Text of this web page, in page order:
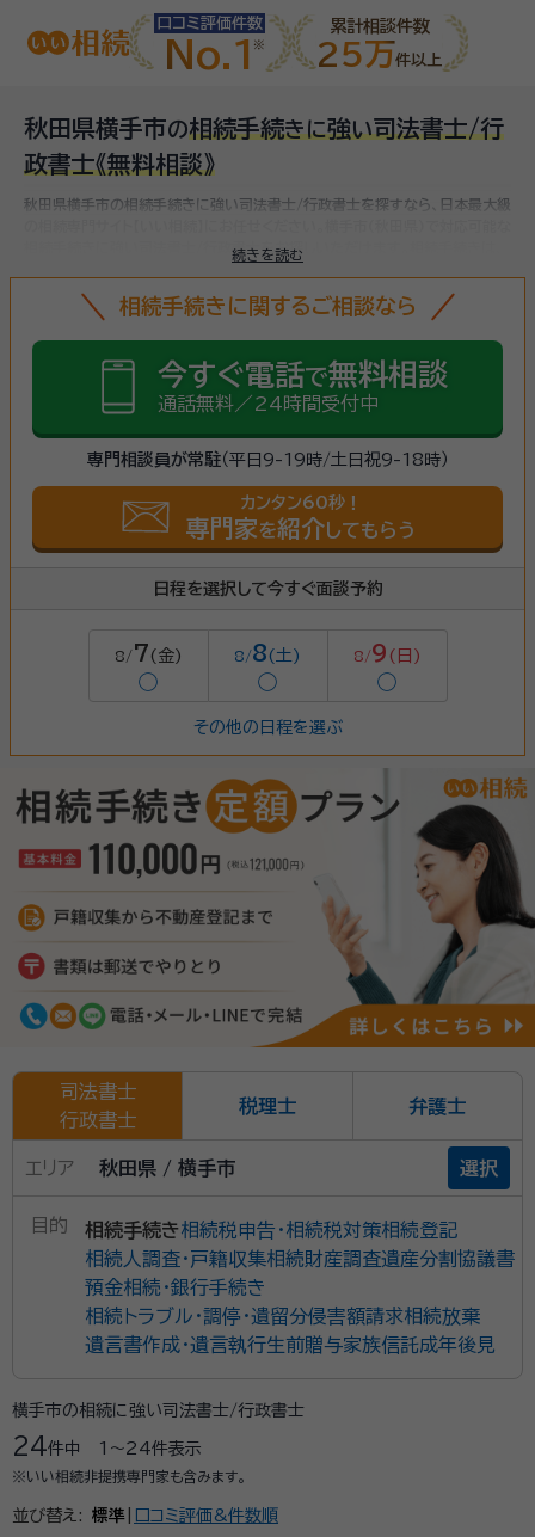
口コミ評価件数
No.1
累計相談件数
25万件以上
秋田県横手市の相続手続き に強い司法書士/行
政書士《無料相談》
続きを読む
秋田県横手市の相続手続きに強い司法書士/行政書士を探すなら、日本最大級
相続手続きに強い司法書士/行政書士をお探しいただけます。
の確認、遺言書の確認、遺産分割協議、相続財産の名義変更、相続税の申告・納
税（相続財産が基礎控除額を超えていた場合）など多岐に渡るため、相続手続
相続手続きに関するご相談なら
今すぐ電話で無料相談
通話無料／24時間受付中
専門相談員が常駐（平日9-19時/土日祝9-18時）
カンタン60秒！
専門家を紹介 してもらう
日程を選択して今すぐ面談予約
8/7 (金)
◯
8/8(土)
◯
8/9 (日)
◯
その他の日程を選ぶ
司法書士
行政書士
税理士 弁護士
エリア 秋田県 / 横手市 選択
目的 相続手続き相続税申告・相続税対策相続登記
相続人調査・戸籍収集相続財産調査遺産分割協議書
預金相続・銀行手続き
相続トラブル・調停・遺留分侵害額請求相続放棄
遺言書作成・遺言執行生前贈与家族信託成年後見
横手市の相続に強い司法書士/行政書士
24件中 1〜24件表示
※いい相続非提携専門家も含みます。
並び替え: 標準 口コミ評価&件数順